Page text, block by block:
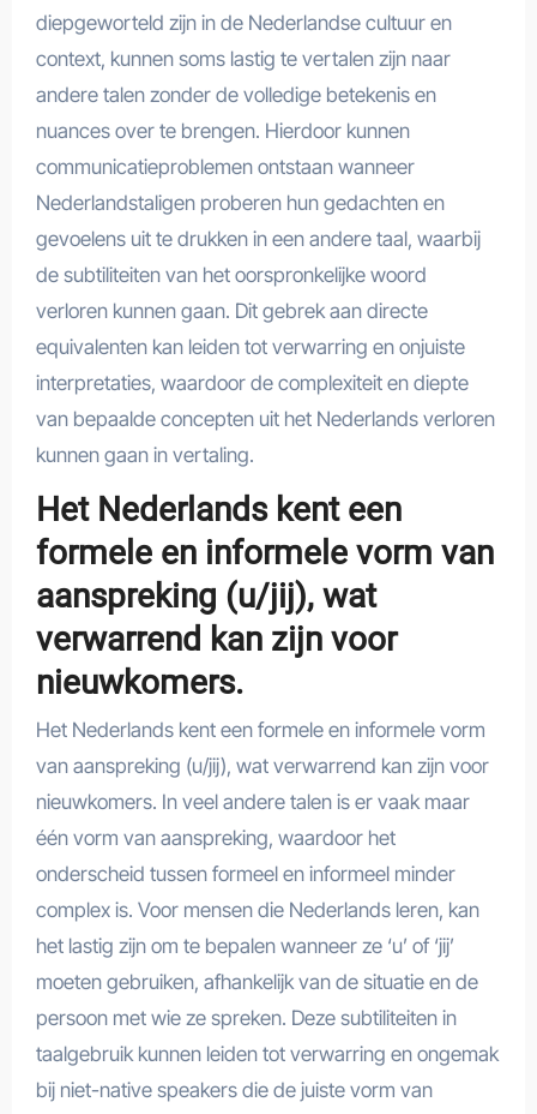
diepgeworteld zijn in de Nederlandse cultuur en
context, kunnen soms lastig te vertalen zijn naar
andere talen zonder de volledige betekenis en
nuances over te brengen. Hierdoor kunnen
communicatieproblemen ontstaan wanneer
Nederlandstaligen proberen hun gedachten en
gevoelens uit te drukken in een andere taal, waarbij
de subtiliteiten van het oorspronkelijke woord
verloren kunnen gaan. Dit gebrek aan directe
equivalenten kan leiden tot verwarring en onjuiste
interpretaties, waardoor de complexiteit en diepte
van bepaalde concepten uit het Nederlands verloren
kunnen gaan in vertaling.
Het Nederlands kent een
formele en informele vorm van
aanspreking (u/jij), wat
verwarrend kan zijn voor
nieuwkomers.
Het Nederlands kent een formele en informele vorm
van aanspreking (u/jij), wat verwarrend kan zijn voor
nieuwkomers. In veel andere talen is er vaak maar
één vorm van aanspreking, waardoor het
onderscheid tussen formeel en informeel minder
complex is. Voor mensen die Nederlands leren, kan
het lastig zijn om te bepalen wanneer ze ‘u’ of ‘jij’
moeten gebruiken, afhankelijk van de situatie en de
persoon met wie ze spreken. Deze subtiliteiten in
taalgebruik kunnen leiden tot verwarring en ongemak
bij niet-native speakers die de juiste vorm van